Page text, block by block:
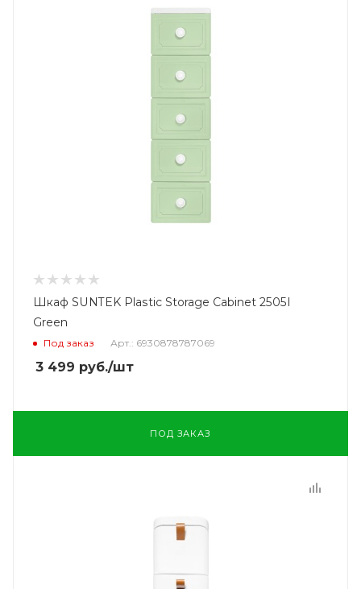
Шкаф SUNTEK Plastic Storage Cabinet 2505I
Green
Под заказ Арт.: 6930878787069
3 499 руб./шт
ПОД ЗАКАЗ